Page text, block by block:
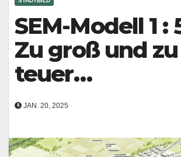
SEM-Modell 1 :
Zu groß und zu
teuer…
JAN. 20, 2025